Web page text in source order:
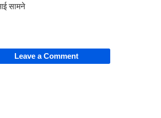
सामने
Leave a Comment